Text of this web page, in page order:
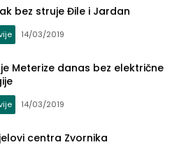
bez struje Đile i Jardan
14/03/2019
Meterize danas bez električne
14/03/2019
centra Zvornika